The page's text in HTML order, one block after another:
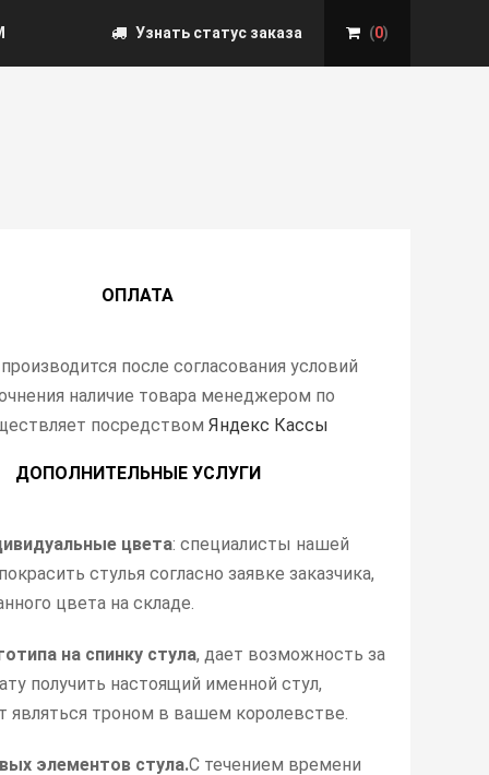
Узнать статус заказа (0)
ОПЛАТА
после согласования условий
наличие товара менеджером по
посредством Яндекс Кассы
ДОПОЛНИТЕЛЬНЫЕ УСЛУГИ
цвета: специалисты нашей
стулья согласно заявке заказчика,
цвета на складе.
на спинку стула, дает возможность за
получить настоящий именной стул,
являться троном в вашем королевстве.
элементов стула.С течением времени